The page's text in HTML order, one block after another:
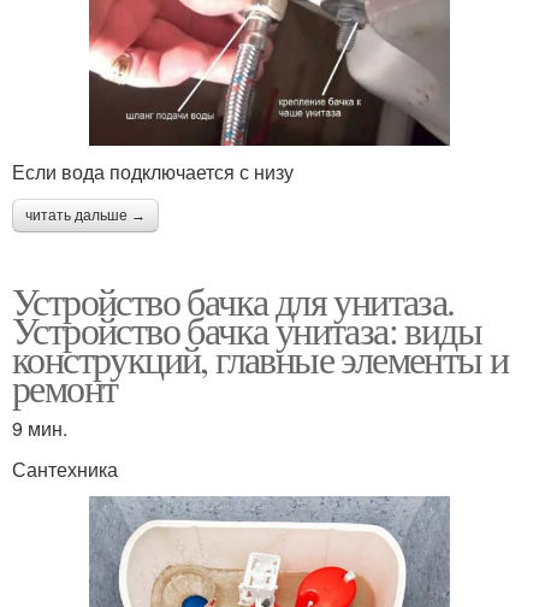
Если вода подключается с низу
читать дальше →
Устройство бачка для унитаза.
Устройство бачка унитаза: виды
конструкций, главные элементы и
ремонт
9 мин.
Сантехника